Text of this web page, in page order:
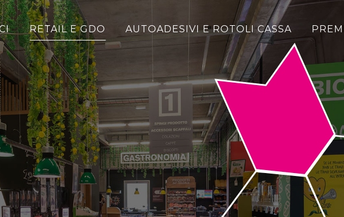
RETAIL E GDO AUTOADESIVI E ROTOLI CASSA